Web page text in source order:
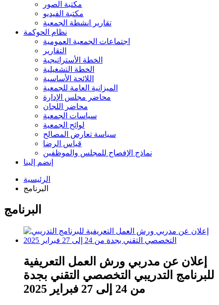
مكتبة الصور
مكتبة الفيديو
تقارير انشطة الجمعية
نظام الحوكمة
اجتماعات الجمعية العمومية
التقارير
الخطة الأستراتيجية
الخطة التشغيلية
اللائحة الأساسية
الميزانية العامة للجمعية
محاضر مجلس الإدارة
محاضر اللجان
سياسات الجمعية
لوائح الجمعية
سياسة تعارض المصالح
قياس الرضا
نماذج الإفصاح للمجلس والموظفين
إنضم إلينا
الرئيسية
البرنامج
البرنامج
إعلان عن مدربي ورش العمل التعريفية
للبرنامج التدريبي التخصصي التقني بجدة
من 24 إلى 27 فبراير 2025